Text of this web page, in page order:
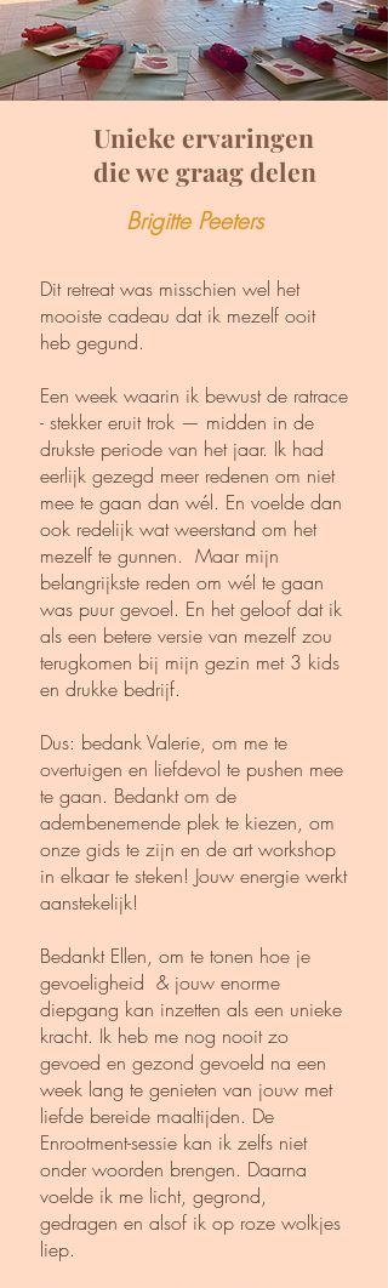
Unieke ervaringen
die we graag delen
Brigitte Peeters
Dit retreat was misschien wel het
mooiste cadeau dat ik mezelf ooit
heb gegund.
Een week waarin ik bewust de ratrace
- stekker eruit trok — midden in de
drukste periode van het jaar. Ik had
eerlijk gezegd meer redenen om niet
mee te gaan dan wél. En voelde dan
ook redelijk wat weerstand om het
mezelf te gunnen. Maar mijn
belangrijkste reden om wél te gaan
was puur gevoel. En het geloof dat ik
als een betere versie van mezelf zou
terugkomen bij mijn gezin met 3 kids
en drukke bedrijf.
Dus: bedank Valerie, om me te
overtuigen en liefdevol te pushen mee
te gaan. Bedankt om de
adembenemende plek te kiezen, om
onze gids te zijn en de art workshop
in elkaar te steken! Jouw energie werkt
aanstekelijk!
Bedankt Ellen, om te tonen hoe je
gevoeligheid & jouw enorme
diepgang kan inzetten als een unieke
kracht. Ik heb me nog nooit zo
gevoed en gezond gevoeld na een
week lang te genieten van jouw met
liefde bereide maaltijden. De
Enrootment-sessie kan ik zelfs niet
onder woorden brengen. Daarna
voelde ik me licht, gegrond,
gedragen en alsof ik op roze wolkjes
liep.